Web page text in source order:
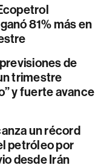
81% más en
de
trimestre
y fuerte avance
un récord
petróleo por
desde Irán